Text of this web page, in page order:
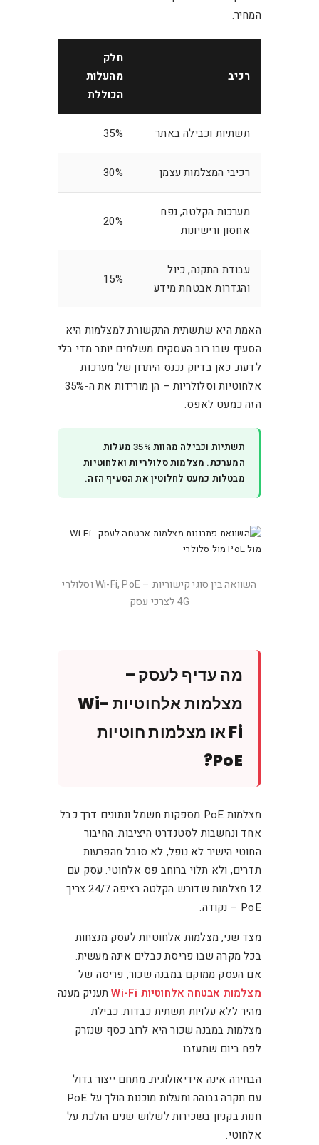
המחיר.
רכיב
חלק
מהעלות
הכוללת
תשתיות וכבילה באתר 35%
רכיבי המצלמות עצמן 30%
מערכות הקלטה, נפח
אחסון ורישיונות
20%
עבודת התקנה, כיול
והגדרות אבטחת מידע
15%
האמת היא שתשתית התקשורת למצלמות היא
הסעיף שבו רוב העסקים משלמים יותר מדי בלי
לדעת. כאן בדיוק נכנס היתרון של מערכות
אלחוטיות וסלולריות – הן מורידות את ה-35%
הזה כמעט לאפס.
תשתיות וכבילה מהוות 35% מעלות
המערכת. מצלמות סלולריות ואלחוטיות
מבטלות כמעט לחלוטין את הסעיף הזה.
השוואה בין סוגי קישוריות – Wi-Fi, PoE וסלולרי
4G לצרכי עסק
מה עדיף לעסק –
מצלמות אלחוטיות Wi-
Fi או מצלמות חוטיות
PoE?
מצלמות PoE מספקות חשמל ונתונים דרך כבל
אחד ונחשבות לסטנדרט היציבות. החיבור
החוטי הישיר לא נופל, לא סובל מהפרעות
תדרים, ולא תלוי ברוחב פס אלחוטי. עסק עם
12 מצלמות שדורש הקלטה רציפה 24/7 צריך
PoE – נקודה.
מצד שני, מצלמות אלחוטיות לעסק מנצחות
בכל מקרה שבו פריסת כבלים אינה מעשית.
אם העסק ממוקם במבנה שכור, פריסה של
מצלמות אבטחה אלחוטיות Wi-Fi
תעניק מענה
מהיר ללא עלויות תשתית כבדות. כבילת
מצלמות במבנה שכור היא לרוב כסף שנזרק
לפח ביום שתעזבו.
הבחירה אינה אידיאולוגית. מתחם ייצור גדול
עם תקרה גבוהה ותעלות מוכנות הולך על PoE.
חנות בקניון בשכירות לשלוש שנים הולכת על
אלחוטי.